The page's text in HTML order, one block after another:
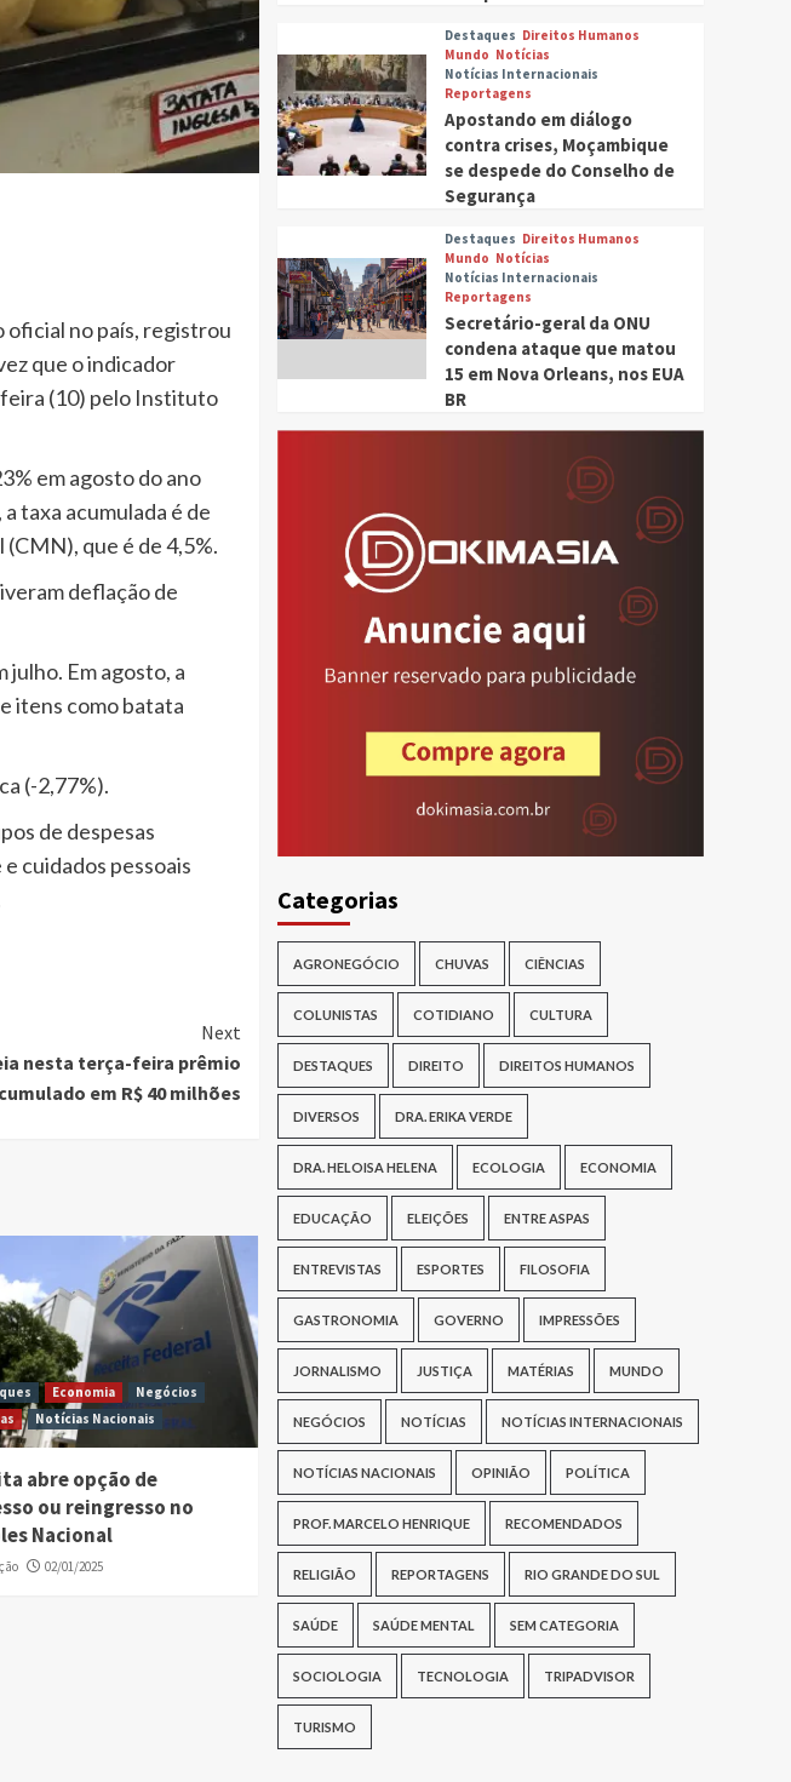
oficial no país, registrou
que o indicador
(10) pelo Instituto
em agosto do ano
taxa acumulada é de
que é de 4,5%.
deflação de
julho. Em agosto, a
itens como batata
(-2,77%).
de despesas
cuidados pessoais
Next
nesta terça-feira prêmio
em R$ 40 milhões
Economia
Negócios
Notícias Nacionais
abre opção de
ou reingresso no
Nacional
02/01/2025
Destaques Direitos Humanos
Mundo Notícias
Notícias Internacionais
Reportagens
Apostando em diálogo
contra crises, Moçambique
se despede do Conselho de
Segurança
Destaques Direitos Humanos
Mundo Notícias
Notícias Internacionais
Reportagens
Secretário-geral da ONU
condena ataque que matou
15 em Nova Orleans, nos EUA
BR
Categorias
AGRONEGÓCIO CHUVAS CIÊNCIAS
COLUNISTAS COTIDIANO CULTURA
DESTAQUES DIREITO DIREITOS HUMANOS
DIVERSOS DRA. ERIKA VERDE
DRA. HELOISA HELENA ECOLOGIA ECONOMIA
EDUCAÇÃO ELEIÇÕES ENTRE ASPAS
ENTREVISTAS ESPORTES FILOSOFIA
GASTRONOMIA GOVERNO IMPRESSÕES
JORNALISMO JUSTIÇA MATÉRIAS MUNDO
NEGÓCIOS NOTÍCIAS NOTÍCIAS INTERNACIONAIS
NOTÍCIAS NACIONAIS OPINIÃO POLÍTICA
PROF. MARCELO HENRIQUE RECOMENDADOS
RELIGIÃO REPORTAGENS RIO GRANDE DO SUL
SAÚDE SAÚDE MENTAL SEM CATEGORIA
SOCIOLOGIA TECNOLOGIA TRIPADVISOR
TURISMO